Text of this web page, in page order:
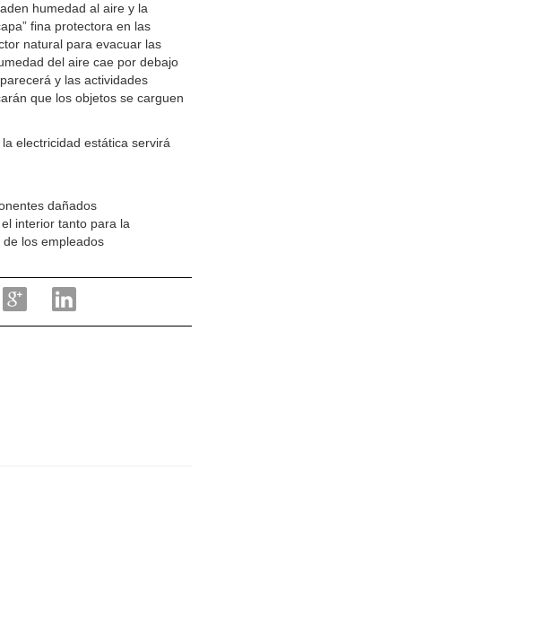
humedad al aire y la
fina protectora en las
natural para evacuar las
del aire cae por debajo
y las actividades
que los objetos se carguen
electricidad estática servirá
dañados
interior tanto para la
los empleados